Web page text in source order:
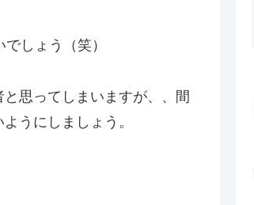
しょう（笑）
思ってしまいますが、、間
うにしましょう。